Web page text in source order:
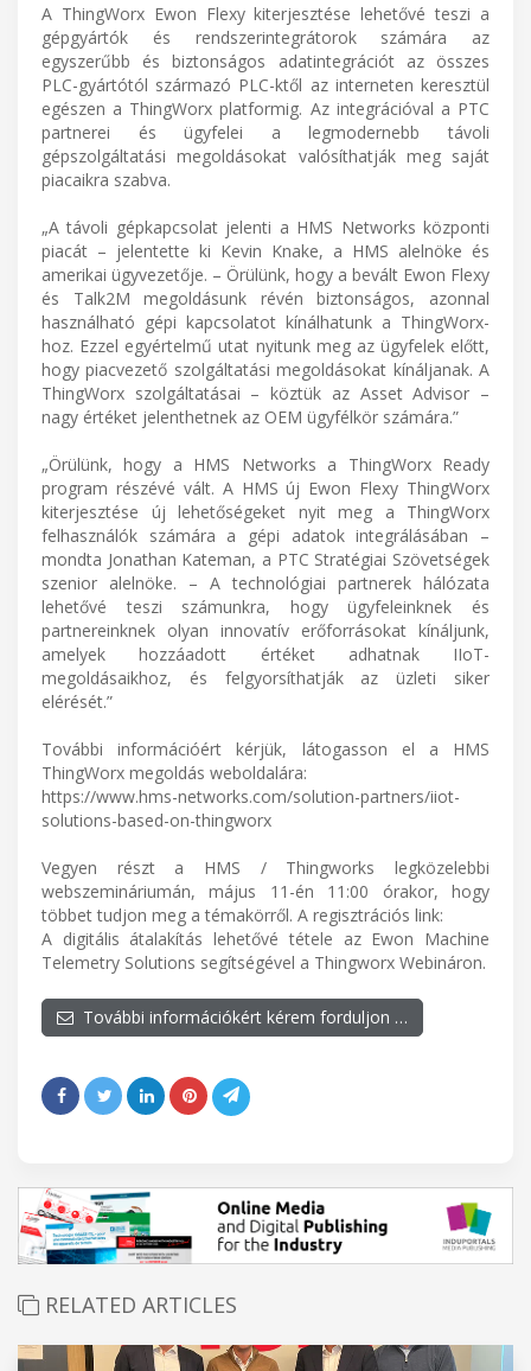
A ThingWorx Ewon Flexy kiterjesztése lehetővé teszi a
gépgyártók és rendszerintegrátorok számára az
egyszerűbb és biztonságos adatintegrációt az összes
PLC-gyártótól származó PLC-ktől az interneten keresztül
egészen a ThingWorx platformig. Az integrációval a PTC
partnerei és ügyfelei a legmodernebb távoli
gépszolgáltatási megoldásokat valósíthatják meg saját
piacaikra szabva.
„A távoli gépkapcsolat jelenti a HMS Networks központi
piacát – jelentette ki Kevin Knake, a HMS alelnöke és
amerikai ügyvezetője. – Örülünk, hogy a bevált Ewon Flexy
és Talk2M megoldásunk révén biztonságos, azonnal
használható gépi kapcsolatot kínálhatunk a ThingWorx-
hoz. Ezzel egyértelmű utat nyitunk meg az ügyfelek előtt,
hogy piacvezető szolgáltatási megoldásokat kínáljanak. A
ThingWorx szolgáltatásai – köztük az Asset Advisor –
nagy értéket jelenthetnek az OEM ügyfélkör számára.”
„Örülünk, hogy a HMS Networks a ThingWorx Ready
program részévé vált. A HMS új Ewon Flexy ThingWorx
kiterjesztése új lehetőségeket nyit meg a ThingWorx
felhasználók számára a gépi adatok integrálásában –
mondta Jonathan Kateman, a PTC Stratégiai Szövetségek
szenior alelnöke. – A technológiai partnerek hálózata
lehetővé teszi számunkra, hogy ügyfeleinknek és
partnereinknek olyan innovatív erőforrásokat kínáljunk,
amelyek hozzáadott értéket adhatnak IIoT-
megoldásaikhoz, és felgyorsíthatják az üzleti siker
elérését.”
További információért kérjük, látogasson el a HMS
ThingWorx megoldás weboldalára:
https://www.hms-networks.com/solution-partners/iiot-
solutions-based-on-thingworx
Vegyen részt a HMS / Thingworks legközelebbi
webszemináriumán, május 11-én 11:00 órakor, hogy
többet tudjon meg a témakörről. A regisztrációs link:
A digitális átalakítás lehetővé tétele az Ewon Machine
Telemetry Solutions segítségével a Thingworx Webináron.
További információkért kérem forduljon …
RELATED ARTICLES